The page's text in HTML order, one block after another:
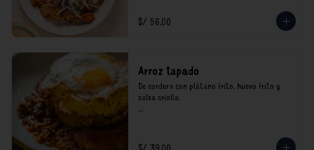
consumo.
S/ 56.00
Arroz tapado
De cordero con plátano frito, huevo frito y
salsa criolla.
consumo.